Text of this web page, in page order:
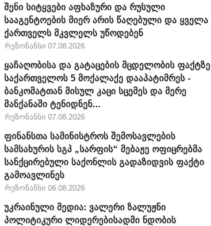
შენი სიტყვები აფხაზური და რუსული
სააგენტოების მიერ არის წაღებული და ყველა
ქართველს მკვლელს უწოდებენ
რეზონანსი 07.08.2026
ყაჩაღობისა და გატაცების მცდელობის ფაქტზე
საქართველოს 5 მოქალაქე დააპატიმრეს -
ბანკომატთან მისულ კაცი სცემეს და მერე
მანქანაში ტენიდნენ...
რეზონანსი 07.08.2026
ფინანსთა სამინისტროს შემოსავლების
სამსახურის სგპ „სარფის“ მებაჟე ოფიცრებმა
სანქცირებული საქონლის გადაზიდვის ფაქტი
გამოავლინეს
რეზონანსი 06.08.2026
უკრაინული მედია: ვალერი ზალუჟნი
პოლიტიკური ლიდერებისადმი ნდობის